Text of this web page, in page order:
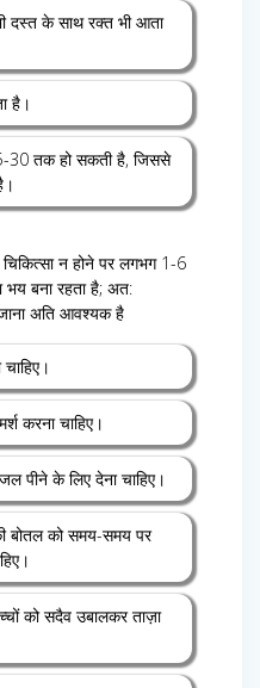
दस्त के साथ रक्त भी आता
है।
30 तक हो सकती है, जिससे
न होने पर लगभग 1-6
बना रहता है; अत:
जाना अति आवश्यक है
करना चाहिए।
पीने के लिए देना चाहिए।
बोतल को समय-समय पर
को सदैव उबालकर ताज़ा